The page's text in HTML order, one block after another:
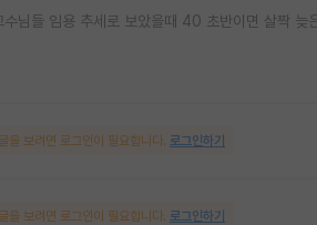
수님들 임용 추세로 보았을때 40 초반이면 살짝 늦
을 보려면 로그인이 필요합니다. 로그인하기
을 보려면 로그인이 필요합니다. 로그인하기